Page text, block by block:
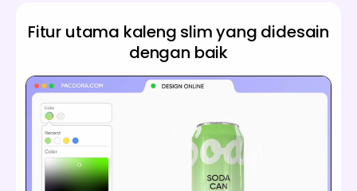
Fitur utama kaleng slim yang didesain
dengan baik